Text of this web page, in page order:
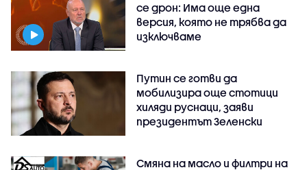
се дрон: Има още една
версия, която не трябва да
изключваме
Путин се готви да
мобилизира още стотици
хиляди руснаци, заяви
президентът Зеленски
Смяна на масло и филтри на